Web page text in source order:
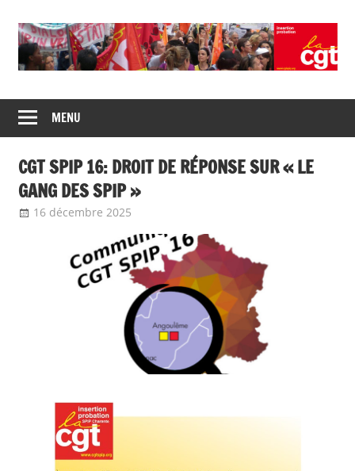
CGT
insertion
probation
de
syndicats
CGT
insertion
probation
MENU
CGT SPIP 16: DROIT DE RÉPONSE SUR « LE
GANG DES SPIP »
16 décembre 2025